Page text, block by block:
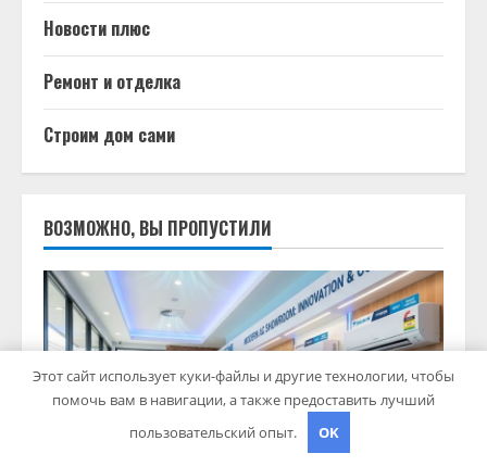
Новости плюс
Ремонт и отделка
Строим дом сами
ВОЗМОЖНО, ВЫ ПРОПУСТИЛИ
Этот сайт использует куки-файлы и другие технологии, чтобы
помочь вам в навигации, а также предоставить лучший
пользовательский опыт.
OK